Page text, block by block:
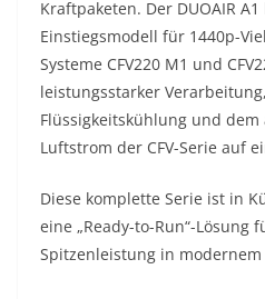
Kraftpaketen. Der DUOAIR
Einstiegsmodell für 1440p-
Systeme CFV220 M1 und
leistungsstarker
Flüssigkeitskühlung und
Luftstrom der CFV-Serie auf
Diese komplette Serie ist in
eine „Ready-to-Run“-Lösung
Spitzenleistung in